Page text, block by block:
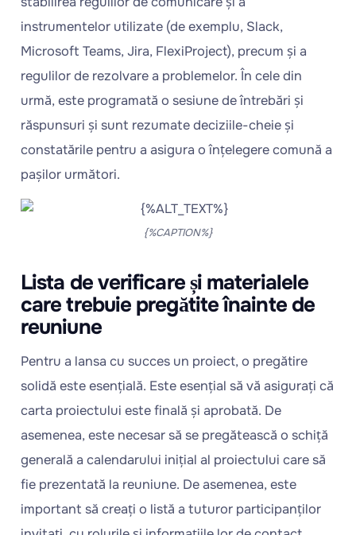
instrumentelor utilizate (de exemplu, Slack,
Microsoft Teams, Jira, FlexiProject), precum și a
regulilor de rezolvare a problemelor. În cele din
urmă, este programată o sesiune de întrebări și
răspunsuri și sunt rezumate deciziile-cheie și
constatările pentru a asigura o înțelegere comună a
pașilor următori.
{%CAPTION%}
Lista de verificare și materialele
care trebuie pregătite înainte de
reuniune
Pentru a lansa cu succes un proiect, o pregătire
solidă este esențială. Este esențial să vă asigurați că
carta proiectului este finală și aprobată. De
asemenea, este necesar să se pregătească o schiță
generală a calendarului inițial al proiectului care să
fie prezentată la reuniune. De asemenea, este
important să creați o listă a tuturor participanților